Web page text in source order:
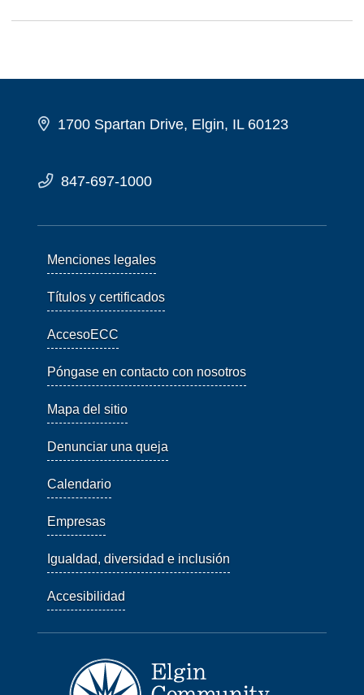
1700 Spartan Drive, Elgin, IL 60123
847-697-1000
Menciones legales
Títulos y certificados
AccesoECC
Póngase en contacto con nosotros
Mapa del sitio
Denunciar una queja
Calendario
Empresas
Igualdad, diversidad e inclusión
Accesibilidad